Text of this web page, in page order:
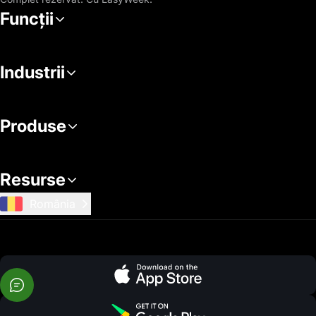
Funcții
Industrii
Produse
Resurse